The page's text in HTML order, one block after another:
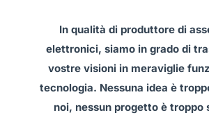
In qualità di produttore di
elettronici, siamo in grado di
vostre visioni in meraviglie
tecnologia. Nessuna idea è
noi, nessun progetto è troppo